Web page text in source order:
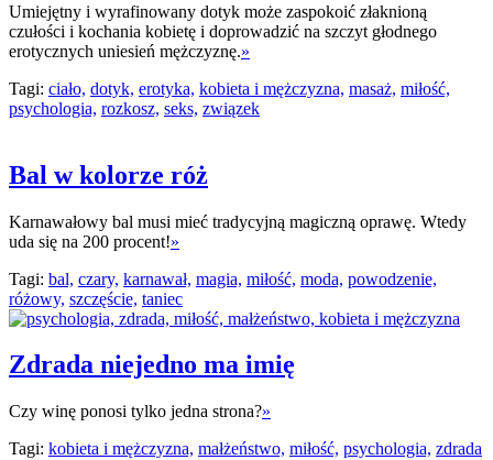
Umiejętny i wyrafinowany dotyk może zaspokoić złaknioną
czułości i kochania kobietę i doprowadzić na szczyt głodnego
erotycznych uniesień mężczyznę.»
Tagi: ciało, dotyk, erotyka, kobieta i mężczyzna, masaż, miłość,
psychologia, rozkosz, seks, związek
Bal w kolorze róż
Karnawałowy bal musi mieć tradycyjną magiczną oprawę. Wtedy
uda się na 200 procent!»
Tagi: bal, czary, karnawał, magia, miłość, moda, powodzenie,
różowy, szczęście, taniec
Zdrada niejedno ma imię
Czy winę ponosi tylko jedna strona?»
Tagi: kobieta i mężczyzna, małżeństwo, miłość, psychologia, zdrada